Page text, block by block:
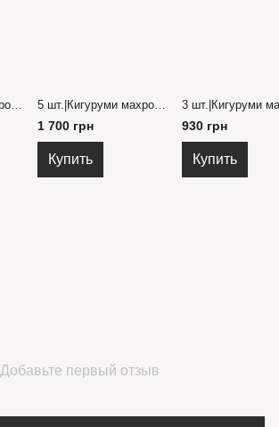
5 шт.|Кигуруми махровый с ушками на капюшоне и принтом "снежинки" 28-36 гг. 5 шт.|Кигуруми махровый с капюшоном "Розовая пантера" 98-140 см.
1 700 грн
Купить
930 грн
Купить
Добавьте первый отзыв